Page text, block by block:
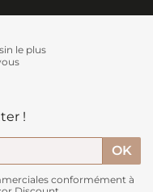
le plus
!
conformément à